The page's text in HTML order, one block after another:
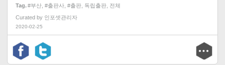
Tag #부산 #출판사 #출판 독립출판 전체
Curated by 인포셋관리자
2020-02-25